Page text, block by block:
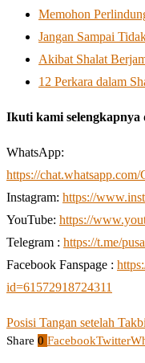
Memohon
Jangan Sampai
Akibat Shalat
12 Perkara dalam
Ikuti kami selengkapnya
WhatsApp:
https://
Instagram: https://
YouTube: https://
Telegram : https://t.me/
Facebook Fanspage :
id=61572918724311
Posisi Tangan setelah
Share 0 FacebookTwitter